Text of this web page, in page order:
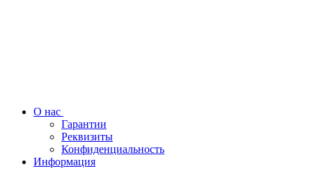
О нас
Гарантии
Реквизиты
Конфиденциальность
Информация